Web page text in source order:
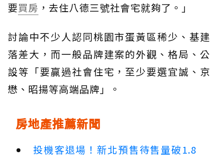
要買房 ，去住八德三號社會宅就夠了。」
討論中不少人認同桃園市蛋黃區稀少、基建
落差大，而一般品牌建案的外觀、格局、公
設等「要贏過社會住宅，至少要選宜誠、京
懋、昭揚等高端品牌」。
房地產推薦新聞
投機客退場！新北預售待售量破1.8